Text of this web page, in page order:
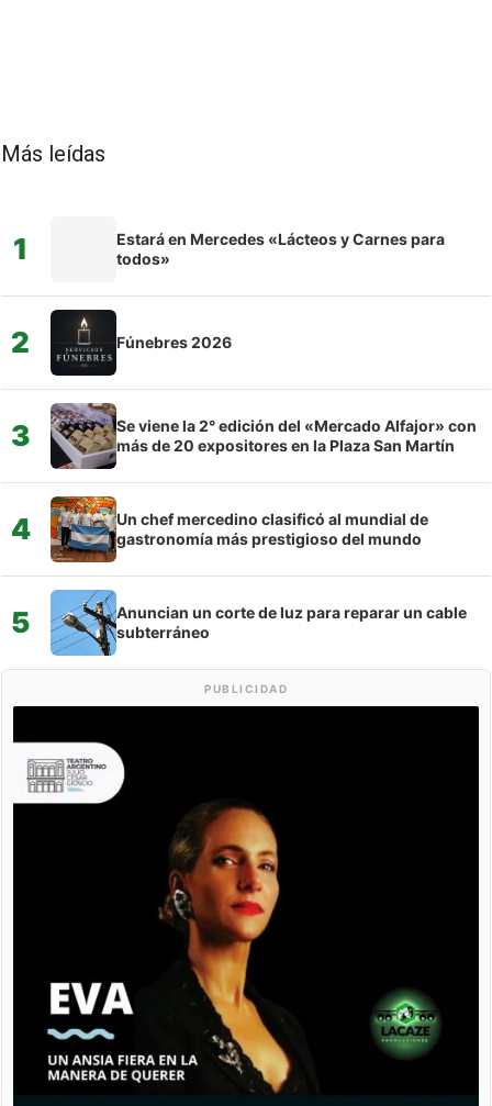
Más leídas
1
Estará en Mercedes «Lácteos y Carnes para
todos»
2 Fúnebres 2026
3
Se viene la 2° edición del «Mercado Alfajor» con
más de 20 expositores en la Plaza San Martín
4
Un chef mercedino clasificó al mundial de
gastronomía más prestigioso del mundo
5
Anuncian un corte de luz para reparar un cable
subterráneo
PUBLICIDAD